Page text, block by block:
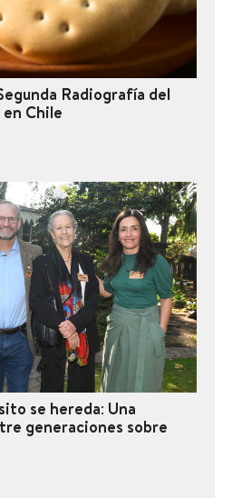
Radiografía del
en Chile
se hereda: Una
generaciones sobre